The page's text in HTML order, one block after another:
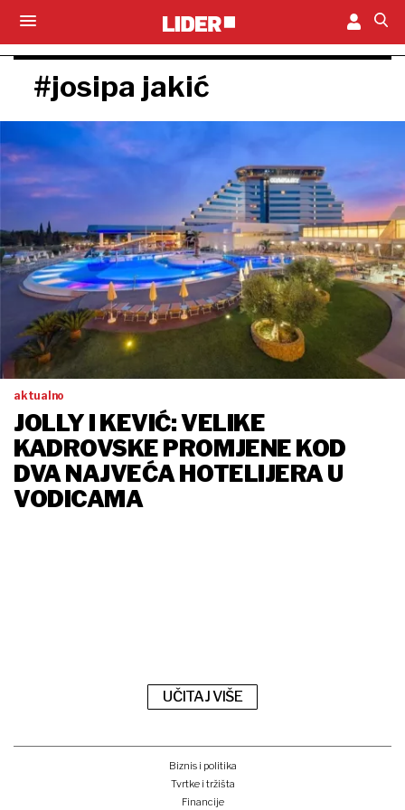
#josipa jakić
aktualno
JOLLY I KEVIĆ: VELIKE
KADROVSKE PROMJENE KOD
DVA NAJVEĆA HOTELIJERA U
VODICAMA
UČITAJ VIŠE
Biznis i politika
Tvrtke i tržišta
Financije